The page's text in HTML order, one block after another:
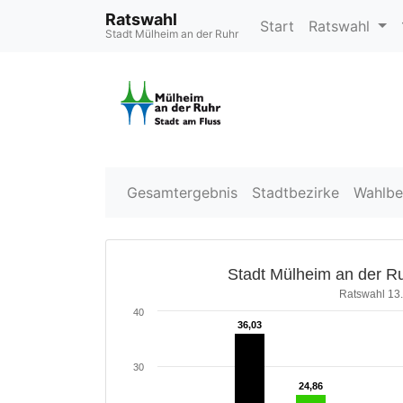
Ratswahl
Stadt Mülheim an der Ruhr Start Ratswahl
Gesamtergebnis Stadtbezirke
Stadt Mülheim an der
Ratswahl
36,03
36,03
24,86
24,86
30
40